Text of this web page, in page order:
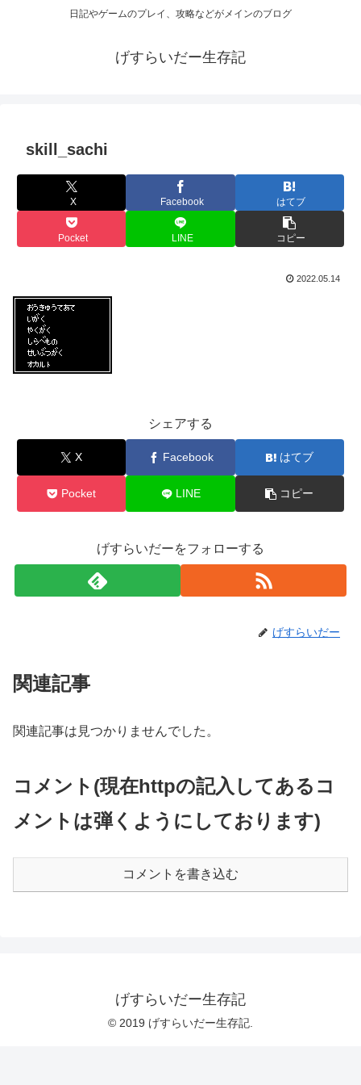
日記やゲームのプレイ、攻略などがメインのブログ
げすらいだー生存記
skill_sachi
X Facebook はてブ
Pocket LINE コピー
2022.05.14
シェアする
X Facebook はてブ
Pocket LINE コピー
げすらいだーをフォローする
げすらいだー
関連記事
関連記事は見つかりませんでした。
コメント(現在httpの記入してあるコ
メントは弾くようにしております)
コメントを書き込む
げすらいだー生存記
© 2019 げすらいだー生存記.